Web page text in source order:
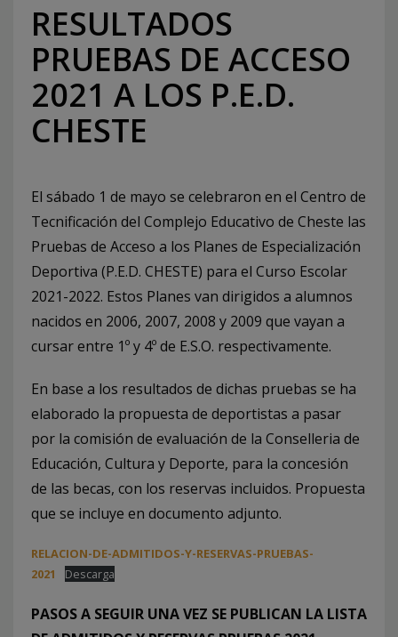
RESULTADOS
PRUEBAS DE ACCESO
2021 A LOS P.E.D.
CHESTE
El sábado 1 de mayo se celebraron en el Centro de
Tecnificación del Complejo Educativo de Cheste las
Pruebas de Acceso a los Planes de Especialización
Deportiva (P.E.D. CHESTE) para el Curso Escolar
2021-2022. Estos Planes van dirigidos a alumnos
nacidos en 2006, 2007, 2008 y 2009 que vayan a
cursar entre 1º y 4º de E.S.O. respectivamente.
En base a los resultados de dichas pruebas se ha
elaborado la propuesta de deportistas a pasar
por la comisión de evaluación de la Conselleria de
Educación, Cultura y Deporte, para la concesión
de las becas, con los reservas incluidos. Propuesta
que se incluye en documento adjunto.
RELACION-DE-ADMITIDOS-Y-RESERVAS-PRUEBAS-
2021
Descarga
PASOS A SEGUIR UNA VEZ SE PUBLICAN LA LISTA